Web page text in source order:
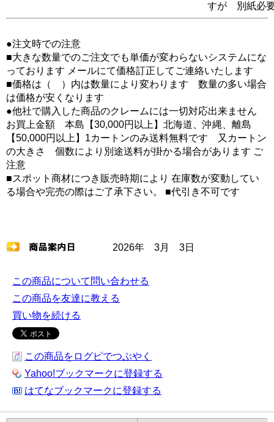
すが 別紙必
●注文時での注意
■大きな数量でのご注文でも単価が変わらないシステムにな
っております メールにて価格訂正してご連絡いたします
■価格は（ ）内は数量により変わります 数量の多い場合
は価格が安くなります
●他社で購入した商品のクレームには一切対応出来ません
お買上金額 本島【30,000円以上】北海道、沖縄、離島
【50,000円以上】1カートンのみ送料無料です 又カートン
の大きさ 個数により別途送料が掛かる場合があります ご
注意
■スポット商材につき販売時期により 在庫数が変動してい
る場合や完売の際はご了承下さい。 ■代引き不可です
2026年 3月 3日
この商品について問い合わせる
この商品を友達に教える
買い物を続ける
この商品をログピでつぶやく
Yahoo!ブックマークに登録する
はてなブックマークに登録する